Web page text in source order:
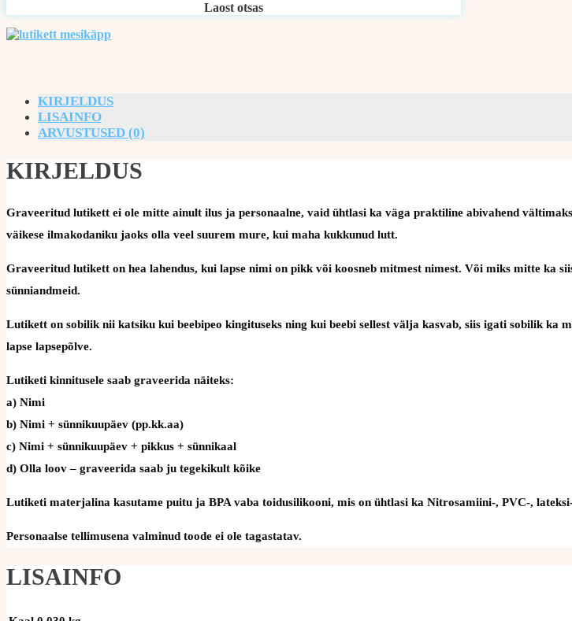
Laost otsas
KIRJELDUS
LISAINFO
ARVUSTUSED (0)
KIRJELDUS
Graveeritud lutikett ei ole mitte ainult ilus ja personaalne, vaid ühtlasi ka väga praktiline abivahend
väikese ilmakodaniku jaoks olla veel suurem mure, kui maha kukkunud lutt.
Graveeritud lutikett on hea lahendus, kui lapse nimi on pikk või koosneb mitmest nimest. Või miks mitte ka
sünniandmeid.
Lutikett on sobilik nii katsiku kui beebipeo kingituseks ning kui beebi sellest välja kasvab, siis igati sobilik ka
lapse lapsepõlve.
Lutiketi kinnitusele saab graveerida näiteks:
a) Nimi
b) Nimi + sünnikuupäev (pp.kk.aa)
c) Nimi + sünnikuupäev + pikkus + sünnikaal
d) Olla loov – graveerida saab ju tegekikult kõike
Lutiketi materjalina kasutame puitu ja BPA vaba toidusilikooni, mis on ühtlasi ka Nitrosamiini-, PVC-,
Personaalse tellimusena valminud toode ei ole tagastatav.
LISAINFO